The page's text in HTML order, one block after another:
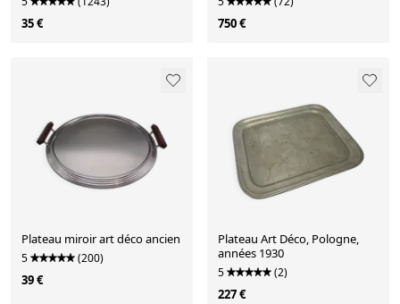
35 € 750 €
Plateau miroir art déco ancien
5 (200)
39 €
Plateau Art Déco, Pologne,
années 1930
5 (2)
227 €